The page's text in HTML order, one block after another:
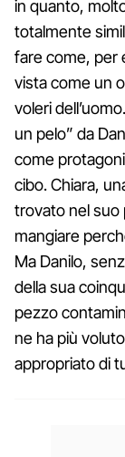
in quanto,
totalmente
fare come, per
vista come un
voleri
un pelo” da
come
cibo. Chiara,
trovato nel suo
mangiare
Ma Danilo,
della sua
pezzo
ne ha più
appropriato di